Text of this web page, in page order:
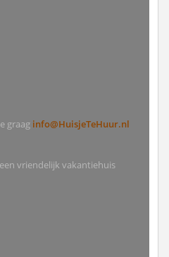
graag info@HuisjeTeHuur.nl
vriendelijk vakantiehuis